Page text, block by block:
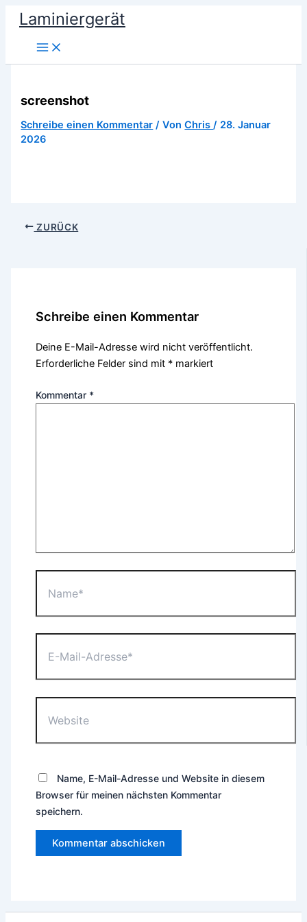
Zum
Inhalt
springen
Laminiergerät
screenshot
Schreibe einen Kommentar / VonChris/ 28. Januar
2026
ZURÜCK
Schreibe einen Kommentar
Deine E-Mail-Adresse wird nicht veröffentlicht.
Erforderliche Felder sind mit * markiert
Kommentar *
Mail-
Name, E-Mail-Adresse und Website in diesem
Browser für meinen nächsten Kommentar
speichern.